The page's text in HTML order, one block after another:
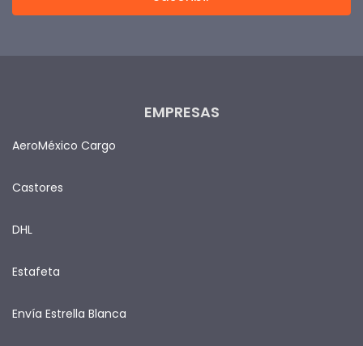
EMPRESAS
AeroMéxico Cargo
Castores
DHL
Estafeta
Envía Estrella Blanca